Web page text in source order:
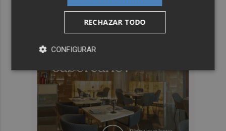
RECHAZAR TODO
CONFIGURAR